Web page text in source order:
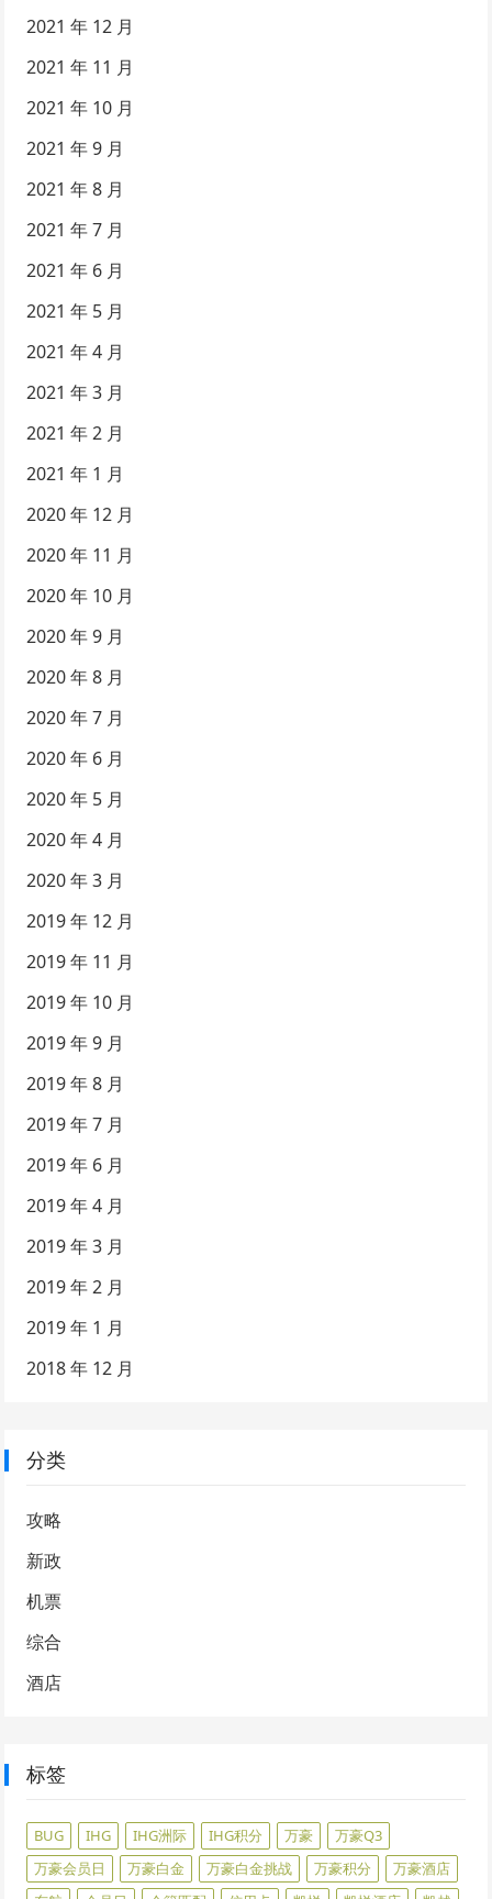
2021 年 12 月
2021 年 11 月
2021 年 10 月
2021 年 9 月
2021 年 8 月
2021 年 7 月
2021 年 6 月
2021 年 5 月
2021 年 4 月
2021 年 3 月
2021 年 2 月
2021 年 1 月
2020 年 12 月
2020 年 11 月
2020 年 10 月
2020 年 9 月
2020 年 8 月
2020 年 7 月
2020 年 6 月
2020 年 5 月
2020 年 4 月
2020 年 3 月
2019 年 12 月
2019 年 11 月
2019 年 10 月
2019 年 9 月
2019 年 8 月
2019 年 7 月
2019 年 6 月
2019 年 4 月
2019 年 3 月
2019 年 2 月
2019 年 1 月
2018 年 12 月
分类
攻略
新政
机票
综合
酒店
标签
BUG IHG IHG洲际 IHG积分 万豪
万豪Q3
万豪会员日
万豪白金 万豪白金挑战 万豪积分
万豪酒店